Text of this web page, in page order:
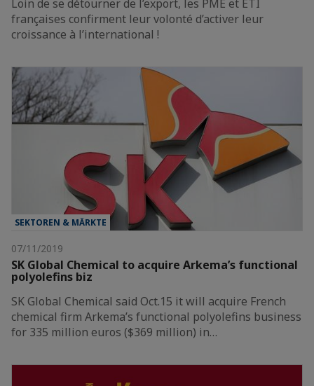
Loin de se détourner de l’export, les PME et ETI
françaises confirment leur volonté d’activer leur
croissance à l’international !
SEKTOREN & MÄRKTE
07/11/2019
SK Global Chemical to acquire Arkema’s functional
polyolefins biz
SK Global Chemical said Oct.15 it will acquire French
chemical firm Arkema’s functional polyolefins business
for 335 million euros ($369 million) in…